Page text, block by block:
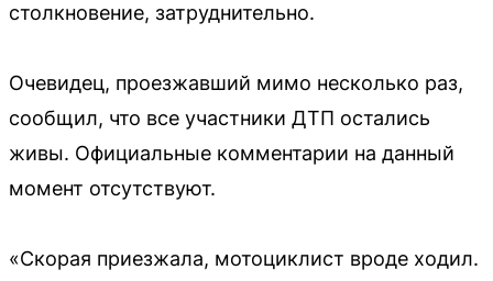
столкновение, затруднительно.
Очевидец, проезжавший мимо несколько раз,
сообщил, что все участники ДТП остались
живы. Официальные комментарии на данный
момент отсутствуют.
«Скорая приезжала, мотоциклист вроде ходил.